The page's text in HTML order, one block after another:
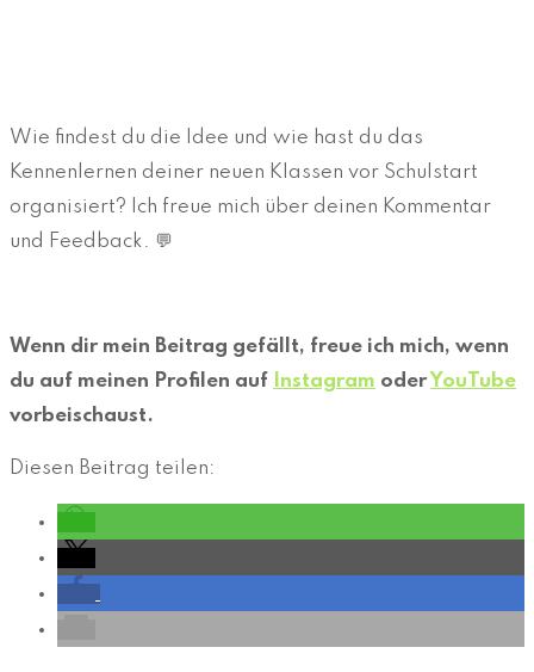
Wie findest du die Idee und wie hast du das
Kennenlernen deiner neuen Klassen vor Schulstart
organisiert? Ich freue mich über deinen Kommentar
und Feedback. 💬
Wenn dir mein Beitrag gefällt, freue ich mich, wenn
du auf meinen Profilen auf
Instagram oderYouTube
vorbeischaust.
Diesen Beitrag teilen: